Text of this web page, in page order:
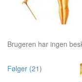
Brugeren har ingen
Følger (21)